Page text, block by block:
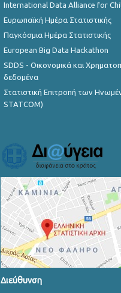
International Data Alliance for
Ευρωπαϊκή Ημέρα Στατιστικής
Παγκόσμια Ημέρα Στατιστικής
European Big Data Hackathon
SDDS - Οικονομικά και
δεδομένα
Στατιστική Επιτροπή των
STATCOM)
Διεύθυνση